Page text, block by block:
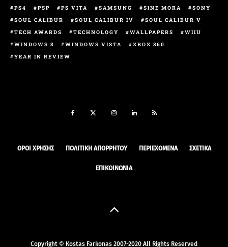
PS4
PSP PS VITA SAMSUNG SINE MORA
SONY
SOUL CALIBUR
SOUL CALIBUR IV
SOUL CALIBUR V
TECH AWARDS
TECHNOLOGY WALLPAPERS
WIIU
WINDOWS 8
WINDOWS VISTA
XBOX 360
YEAR IN REVIEW
ΟΡΟΙ ΧΡΉΣΗΣ ΠΟΛΙΤΙΚΉ ΑΠΟΡΡΉΤΟΥ ΠΕΡΙΕΧΌΜΕΝΑ ΣΧΕΤΙΚΆ
ΕΠΙΚΟΙΝΩΝΊΑ
Copyright © Kostas Farkonas 2007-2020 All Rights Reserved